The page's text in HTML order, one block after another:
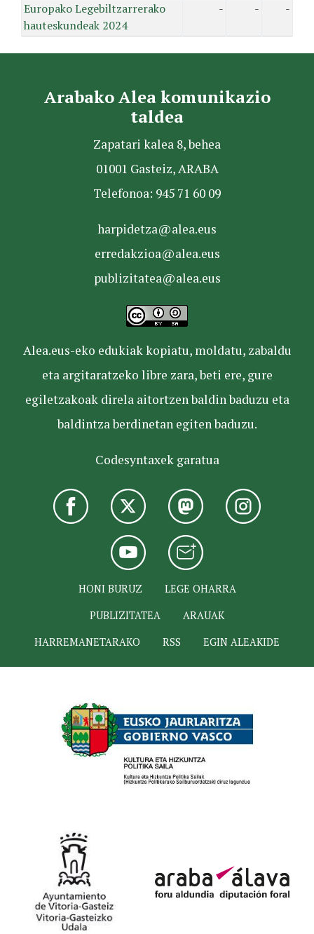
Europako Legebiltzarrerako
hauteskundeak 2024
- - -
Arabako Alea komunikazio
taldea
Zapatari kalea 8, behea
01001 Gasteiz, ARABA
Telefonoa: 945 71 60 09
harpidetza@alea.eus
erredakzioa@alea.eus
publizitatea@alea.eus
Alea.eus-eko edukiak kopiatu, moldatu, zabaldu
eta argitaratzeko libre zara, beti ere, gure
egiletzakoak direla aitortzen baldin baduzu eta
baldintza berdinetan egiten baduzu.
Codesyntaxek garatua
HONI BURUZ
LEGE OHARRA
PUBLIZITATEA
ARAUAK
HARREMANETARAKO
RSS EGIN ALEAKIDE